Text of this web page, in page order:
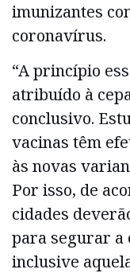
imunizantes
coronavírus.
“A princípio
atribuído à
conclusivo.
vacinas têm
às novas
Por isso, de
cidades
para segurar a
inclusive